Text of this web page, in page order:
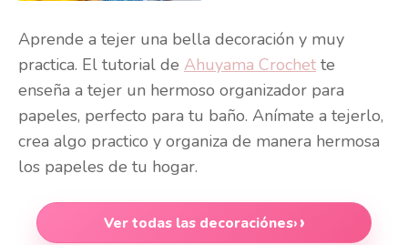
Aprende a tejer una bella decoración y muy
practica. El tutorial de Ahuyama Crochet te
enseña a tejer un hermoso organizador para
papeles, perfecto para tu baño. Anímate a tejerlo,
crea algo practico y organiza de manera hermosa
los papeles de tu hogar.
Ver todas las decoraciónes›